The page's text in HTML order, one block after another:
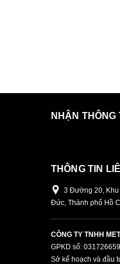
NHẬN THÔNG
THÔNG TIN
3 Đường 20, Khu
Đức, Thành phố Hồ
CÔNG TY TNHH
GPKD số:
Sở kế hoạch và đầu